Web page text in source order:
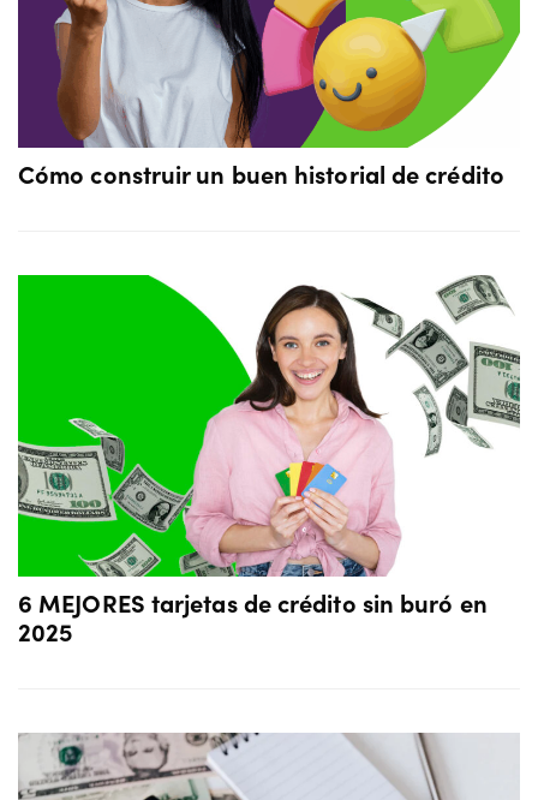
Cómo construir un buen historial de crédito
6 MEJORES tarjetas de crédito sin buró en
2025